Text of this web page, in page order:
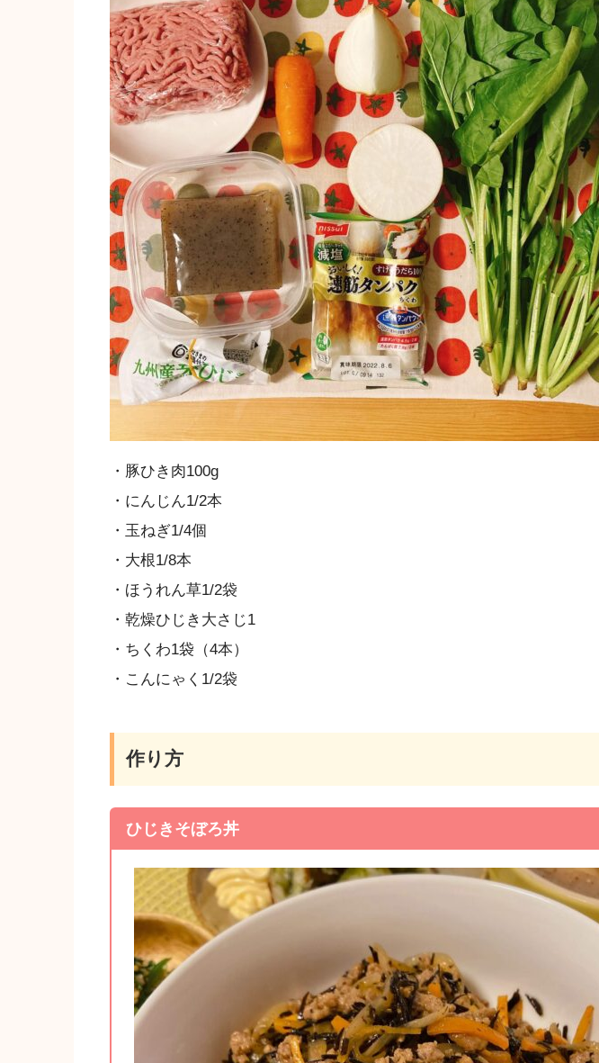
・豚ひき肉100g
・にんじん1/2本
・玉ねぎ1/4個
・大根1/8本
・ほうれん草1/2袋
・乾燥ひじき大さじ1
・ちくわ1袋（4本）
・こんにゃく1/2袋
作り方
ひじきそぼろ丼